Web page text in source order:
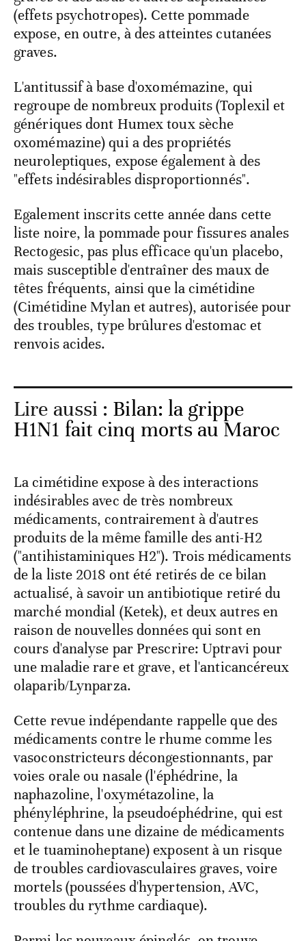
(effets psychotropes). Cette pommade
expose, en outre, à des atteintes cutanées
graves.
L'antitussif à base d'oxomémazine, qui
regroupe de nombreux produits (Toplexil et
génériques dont Humex toux sèche
oxomémazine) qui a des propriétés
neuroleptiques, expose également à des
"effets indésirables disproportionnés".
Egalement inscrits cette année dans cette
liste noire, la pommade pour fissures anales
Rectogesic, pas plus efficace qu'un placebo,
mais susceptible d'entraîner des maux de
têtes fréquents, ainsi que la cimétidine
(Cimétidine Mylan et autres), autorisée pour
des troubles, type brûlures d'estomac et
renvois acides.
Lire aussi : Bilan: la grippe
H1N1 fait cinq morts au Maroc
La cimétidine expose à des interactions
indésirables avec de très nombreux
médicaments, contrairement à d'autres
produits de la même famille des anti-H2
("antihistaminiques H2"). Trois médicaments
de la liste 2018 ont été retirés de ce bilan
actualisé, à savoir un antibiotique retiré du
marché mondial (Ketek), et deux autres en
raison de nouvelles données qui sont en
cours d'analyse par Prescrire: Uptravi pour
une maladie rare et grave, et l'anticancéreux
olaparib/Lynparza.
Cette revue indépendante rappelle que des
médicaments contre le rhume comme les
vasoconstricteurs décongestionnants, par
voies orale ou nasale (l'éphédrine, la
naphazoline, l'oxymétazoline, la
phényléphrine, la pseudoéphédrine, qui est
contenue dans une dizaine de médicaments
et le tuaminoheptane) exposent à un risque
de troubles cardiovasculaires graves, voire
mortels (poussées d'hypertension, AVC,
troubles du rythme cardiaque).